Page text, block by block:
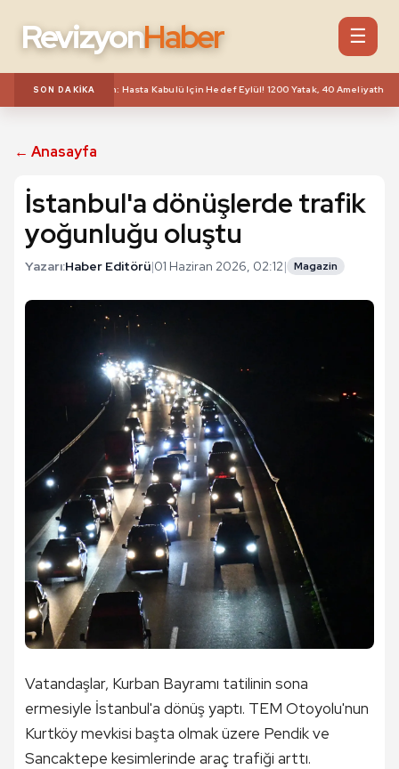
RevizyonHaber ☰
SON DAKIKA
Için Geri Sayım: Hasta Kabulü Için Hedef Eylül! 1200 Yatak, 40
← Anasayfa
İstanbul'a dönüşlerde trafik
yoğunluğu oluştu
Yazarı:Haber Editörü|01 Haziran 2026, 02:12| Magazin
Vatandaşlar, Kurban Bayramı tatilinin sona
ermesiyle İstanbul'a dönüş yaptı. TEM Otoyolu'nun
Kurtköy mevkisi başta olmak üzere Pendik ve
Sancaktepe kesimlerinde araç trafiği arttı.